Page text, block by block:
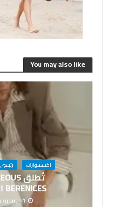
You may also like
اكسسوارات رئيسى
BERENICES الرياضي
1 month منذ